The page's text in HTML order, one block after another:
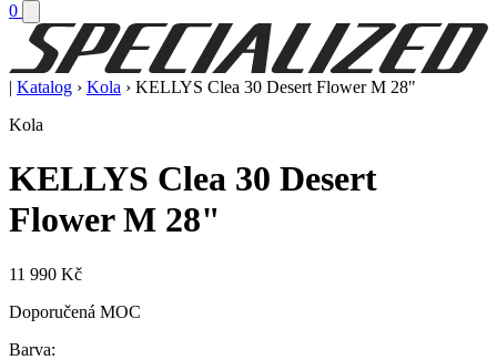
0
| Katalog › Kola › KELLYS Clea 30 Desert Flower M 28"
Kola
KELLYS Clea 30 Desert
Flower M 28"
11 990 Kč
Doporučená MOC
Barva: